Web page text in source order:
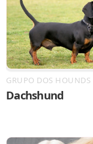
GRUPO DOS HOUNDS
Dachshund